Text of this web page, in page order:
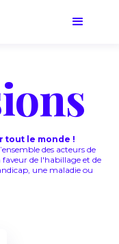
tout le monde !
des acteurs de
de l'habillage et de
une maladie ou